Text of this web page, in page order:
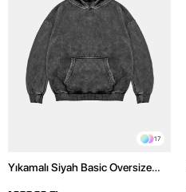
17
Yıkamalı Siyah Basic Oversize